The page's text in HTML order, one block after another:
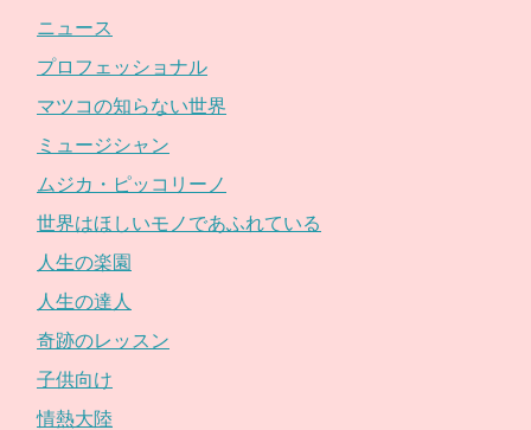
ニュース
プロフェッショナル
マツコの知らない世界
ミュージシャン
ムジカ・ピッコリーノ
世界はほしいモノであふれている
人生の楽園
人生の達人
奇跡のレッスン
子供向け
情熱大陸